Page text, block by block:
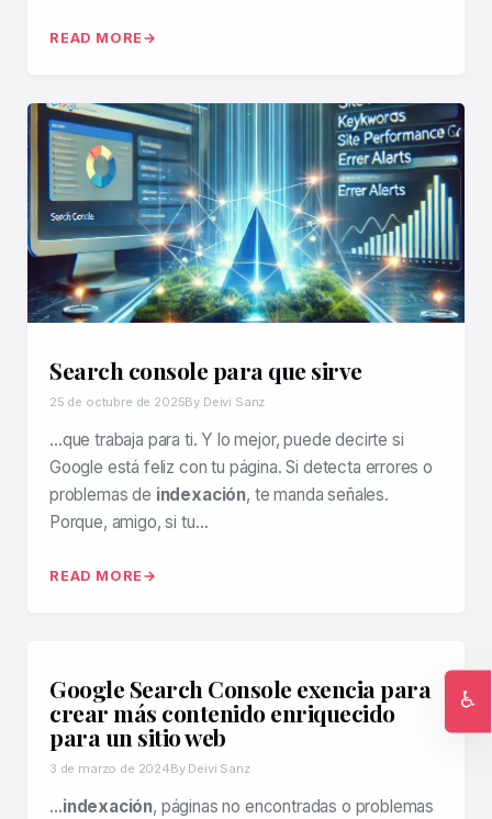
READ MORE
Search console para que sirve
25 de octubre de 2025By Deivi Sanz
…que trabaja para ti. Y lo mejor, puede decirte si
Google está feliz con tu página. Si detecta errores o
problemas de indexación, te manda señales.
Porque, amigo, si tu…
READ MORE
Google Search Console exencia para
crear más contenido enriquecido
para un sitio web
3 de marzo de 2024By Deivi Sanz
…indexación, páginas no encontradas o problemas
♿